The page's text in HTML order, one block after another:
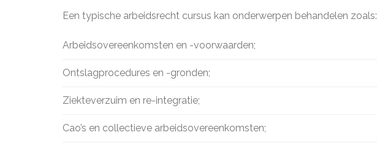
Een typische arbeidsrecht cursus kan onderwerpen behandelen zoals:
Arbeidsovereenkomsten en -voorwaarden;
Ontslagprocedures en -gronden;
Ziekteverzuim en re-integratie;
Cao’s en collectieve arbeidsovereenkomsten;